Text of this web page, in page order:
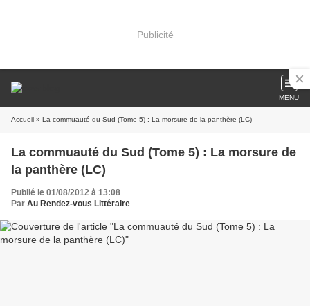
Publicité
MENU
Accueil » La commuauté du Sud (Tome 5) : La morsure de la panthère (LC)
La commuauté du Sud (Tome 5) : La morsure de
la panthère (LC)
Publié le 01/08/2012 à 13:08
Par Au Rendez-vous Littéraire